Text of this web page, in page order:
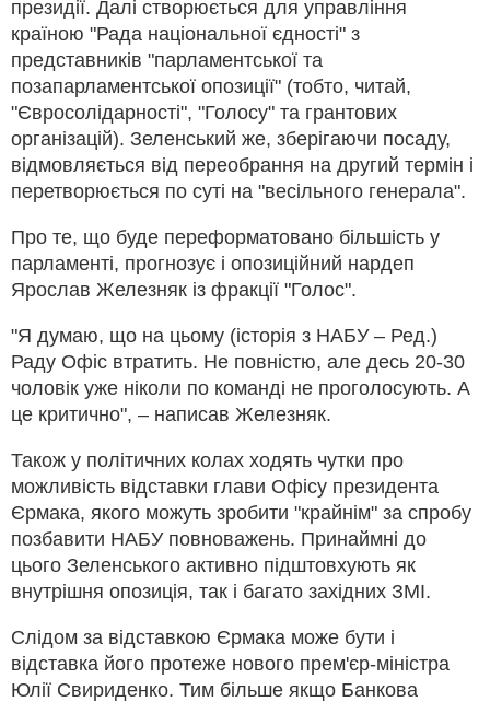
президії. Далі створюється для управління
країною "Рада національної єдності" з
представників "парламентської та
позапарламентської опозиції" (тобто, читай,
"Євросолідарності", "Голосу" та грантових
організацій). Зеленський же, зберігаючи посаду,
відмовляється від переобрання на другий термін і
перетворюється по суті на "весільного генерала".
Про те, що буде переформатовано більшість у
парламенті, прогнозує і опозиційний нардеп
Ярослав Железняк із фракції "Голос".
"Я думаю, що на цьому (історія з НАБУ – Ред.)
Раду Офіс втратить. Не повністю, але десь 20-30
чоловік уже ніколи по команді не проголосують. А
це критично", – написав Железняк.
Також у політичних колах ходять чутки про
можливість відставки глави Офісу президента
Єрмака, якого можуть зробити "крайнім" за спробу
позбавити НАБУ повноважень. Принаймні до
цього Зеленського активно підштовхують як
внутрішня опозиція, так і багато західних ЗМІ.
Слідом за відставкою Єрмака може бути і
відставка його протеже нового прем'єр-міністра
Юлії Свириденко. Тим більше якщо Банкова